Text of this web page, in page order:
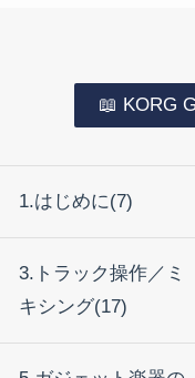
📖 KORG
1.はじめに(7)
3.トラック操作／ミ
キシング(17)